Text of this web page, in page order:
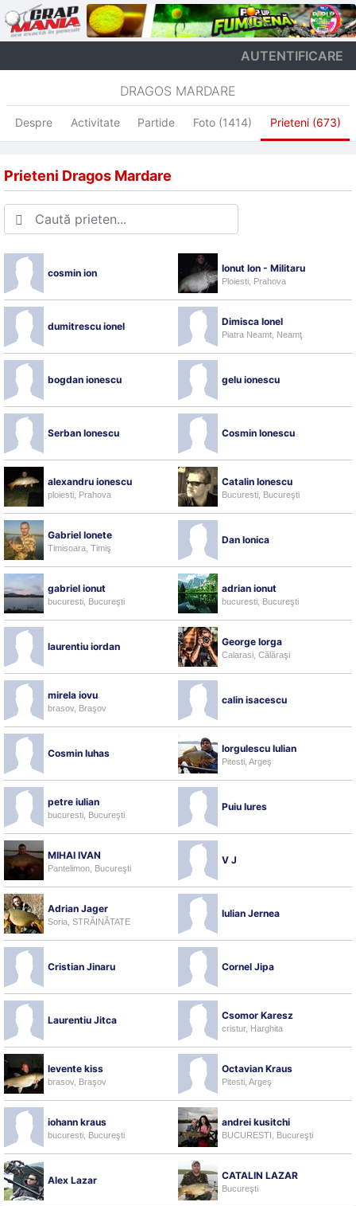
AUTENTIFICARE
DRAGOS MARDARE
Despre Activitate Partide Foto (1414) Prieteni (673)
Prieteni Dragos Mardare
cosmin ion Ionut Ion - Militaru
Ploiesti, Prahova
dumitrescu ionel Dimisca Ionel
Piatra Neamt, Neamţ
bogdan ionescu gelu ionescu
Serban Ionescu Cosmin Ionescu
alexandru ionescu
ploiesti, Prahova
Catalin Ionescu
Bucuresti, Bucureşti
Gabriel Ionete
Timisoara, Timiş
Dan Ionica
gabriel ionut
bucuresti, Bucureşti
adrian ionut
bucuresti, Bucureşti
laurentiu iordan George Iorga
Calarasi, Călăraşi
mirela iovu
brasov, Braşov
calin isacescu
Cosmin Iuhas Iorgulescu Iulian
Pitesti, Argeş
petre iulian
bucuresti, Bucureşti
Puiu Iures
MIHAI IVAN
Pantelimon, Bucureşti
V J
Adrian Jager
Soria, STRĂINĂTATE
Iulian Jernea
Cristian Jinaru Cornel Jipa
Laurentiu Jitca Csomor Karesz
cristur, Harghita
levente kiss
brasov, Braşov
Octavian Kraus
Pitesti, Argeş
iohann kraus
bucuresti, Bucureşti
andrei kusitchi
BUCURESTI, Bucureşti
Alex Lazar CATALIN LAZAR
Bucureşti